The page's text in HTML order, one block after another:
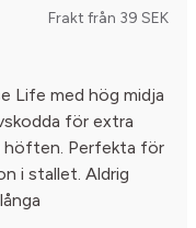
Frakt från 39 SEK
Life med hög midja
för extra
höften. Perfekta för
i stallet. Aldrig